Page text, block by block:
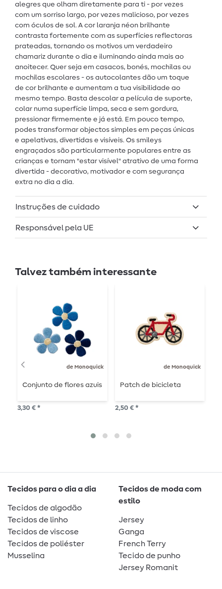
alegres que olham diretamente para ti - por vezes
com um sorriso largo, por vezes malicioso, por vezes
com óculos de sol. A cor laranja néon brilhante
contrasta fortemente com as superfícies reflectoras
prateadas, tornando os motivos um verdadeiro
chamariz durante o dia e iluminando ainda mais ao
anoitecer. Quer seja em casacos, bonés, mochilas ou
mochilas escolares - os autocolantes dão um toque
de cor brilhante e aumentam a tua visibilidade ao
mesmo tempo. Basta descolar a película de suporte,
colar numa superfície limpa, seca e sem gordura,
pressionar firmemente e já está. Em pouco tempo,
podes transformar objectos simples em peças únicas
e apelativas, divertidas e visíveis. Os smileys
engraçados são particularmente populares entre as
crianças e tornam "estar visível" atrativo de uma forma
divertida - decorativo, motivador e com segurança
extra no dia a dia.
Instruções de cuidado
Responsável pela UE
Talvez também interessante
de Monoquick
Conjunto de flores azuis
3,30 € *
de Monoquick
Patch de bicicleta
2,50 € *
Tecidos para o dia a dia
Tecidos de algodão
Tecidos de linho
Tecidos de viscose
Tecidos de poliéster
Musselina
Tecidos de moda com
estilo
Jersey
Ganga
French Terry
Tecido de punho
Jersey Romanit